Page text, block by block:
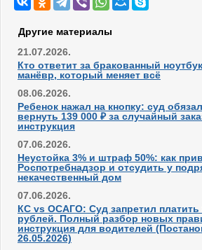
Другие материалы
21.07.2026.
Кто ответит за бракованный
манёвр, который меняет всё
08.06.2026.
Ребенок нажал на кнопку: суд
вернуть 139 000 ₽ за случайный
инструкция
07.06.2026.
Неустойка 3% и штраф 50%: как
Роспотребнадзор и отсудить у
некачественный дом
07.06.2026.
КС vs ОСАГО: Суд запретил
рублей. Полный разбор новых
инструкция для водителей
26.05.2026)